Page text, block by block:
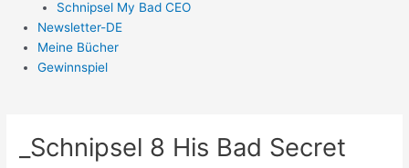
Schnipsel My Bad CEO
Newsletter-DE
Meine Bücher
Gewinnspiel
_Schnipsel 8 His Bad Secret